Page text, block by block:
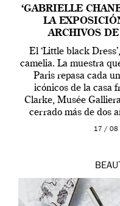
‘GABRIELLE
LA
ARCHIVOS
El ‘Little black
camelia. La muestra
Paris repasa cada
icónicos de la
Clarke, Musée
cerrado más de dos
17 /